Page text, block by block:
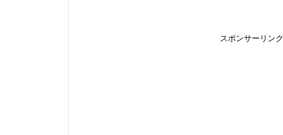
スポンサーリンク